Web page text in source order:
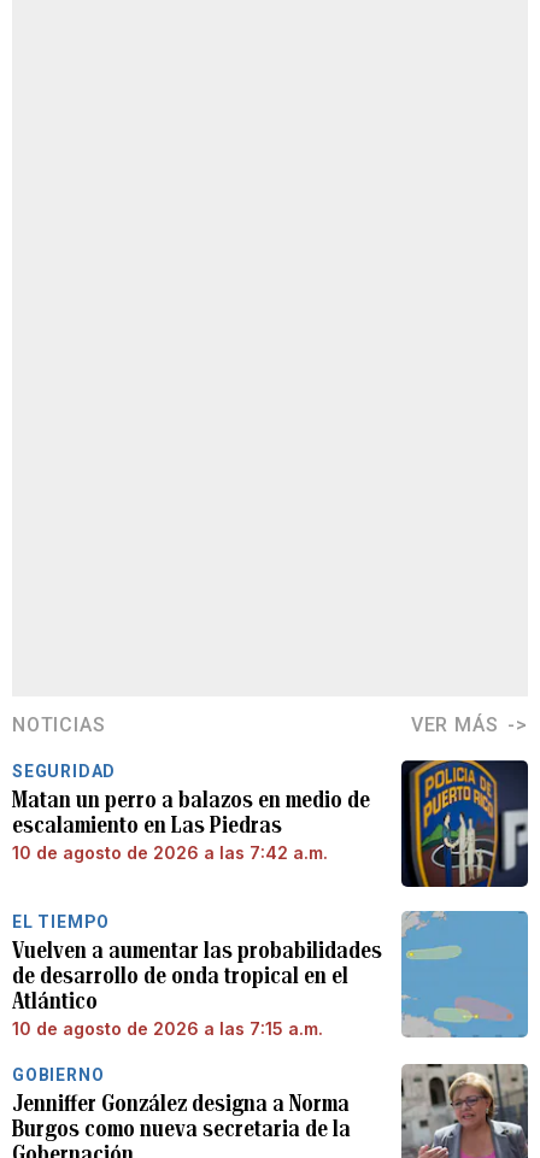
NOTICIAS VER MÁS
SEGURIDAD
Matan un perro a balazos en medio de
escalamiento en Las Piedras
10 de agosto de 2026 a las 7:42 a.m.
EL TIEMPO
Vuelven a aumentar las probabilidades
de desarrollo de onda tropical en el
Atlántico
10 de agosto de 2026 a las 7:15 a.m.
GOBIERNO
Jenniffer González designa a Norma
Burgos como nueva secretaria de la